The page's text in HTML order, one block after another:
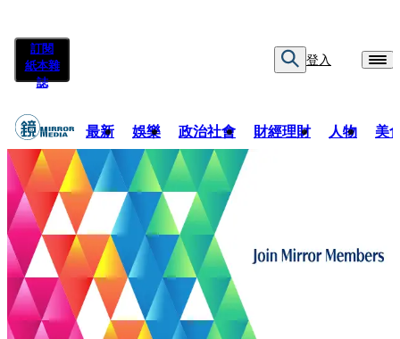
訂閱
紙本雜
誌
登入
最新 娛樂 政治社會 財經理財 人物 美